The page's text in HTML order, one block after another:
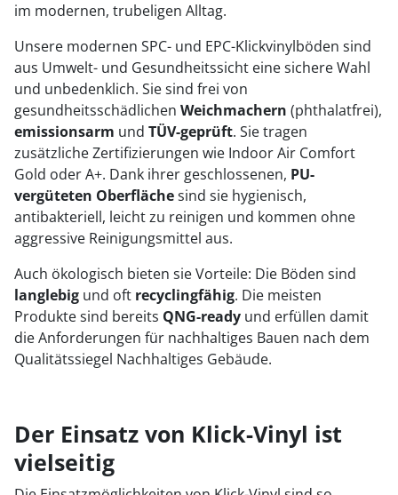
im modernen, trubeligen Alltag.
Unsere modernen SPC- und EPC-Klickvinylböden sind
aus Umwelt- und Gesundheitssicht eine sichere Wahl
und unbedenklich. Sie sind frei von
gesundheitsschädlichen Weichmachern (phthalatfrei),
emissionsarm und TÜV-geprüft. Sie tragen
zusätzliche Zertifizierungen wie Indoor Air Comfort
Gold oder A+. Dank ihrer geschlossenen, PU-
vergüteten Oberflächesind sie hygienisch,
antibakteriell, leicht zu reinigen und kommen ohne
aggressive Reinigungsmittel aus.
Auch ökologisch bieten sie Vorteile: Die Böden sind
langlebig und oft recyclingfähig. Die meisten
Produkte sind bereits QNG-ready und erfüllen damit
die Anforderungen für nachhaltiges Bauen nach dem
Qualitätssiegel Nachhaltiges Gebäude.
Der Einsatz von Klick-Vinyl ist
vielseitig